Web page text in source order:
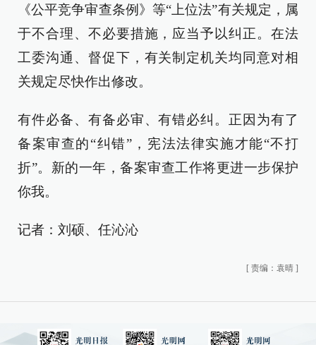
《公平竞争审查条例》等“上位法”有关规定，属
于不合理、不必要措施，应当予以纠正。在法
工委沟通、督促下，有关制定机关均同意对相
关规定尽快作出修改。
有件必备、有备必审、有错必纠。正因为有了
备案审查的“纠错”，宪法法律实施才能“不打
折”。新的一年，备案审查工作将更进一步保护
你我。
记者：刘硕、任沁沁
[ 责编：袁晴 ]